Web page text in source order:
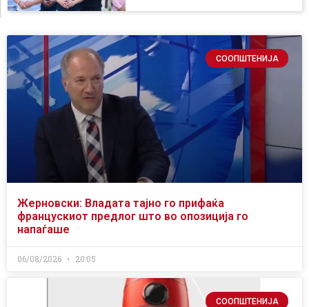
СООПШТЕНИЈА
Жерновски: Владата тајно го прифаќа
францускиот предлог што во опозиција го
напаѓаше
06/08/2026 20:05
СООПШТЕНИЈА